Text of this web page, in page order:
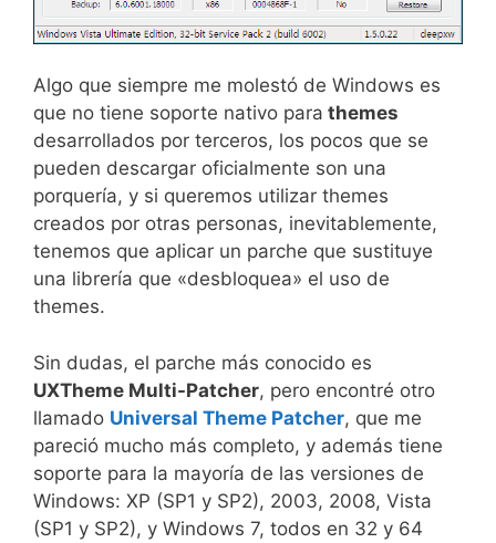
Algo que siempre me molestó de Windows es
que no tiene soporte nativo para themes
desarrollados por terceros, los pocos que se
pueden descargar oficialmente son una
porquería, y si queremos utilizar themes
creados por otras personas, inevitablemente,
tenemos que aplicar un parche que sustituye
una librería que «desbloquea» el uso de
themes.
Sin dudas, el parche más conocido es
UXTheme Multi-Patcher, pero encontré otro
llamado Universal Theme Patcher, que me
pareció mucho más completo, y además tiene
soporte para la mayoría de las versiones de
Windows: XP (SP1 y SP2), 2003, 2008, Vista
(SP1 y SP2), y Windows 7, todos en 32 y 64